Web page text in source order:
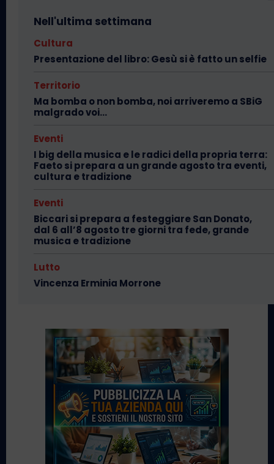
Nell'ultima settimana
Cultura
Presentazione del libro: Gesù si è fatto un selfie
Territorio
Ma bomba o non bomba, noi arriveremo a SBiG
malgrado voi…
Eventi
I big della musica e le radici della propria terra:
Faeto si prepara a un grande agosto tra eventi,
cultura e tradizione
Eventi
Biccari si prepara a festeggiare San Donato,
dal 6 all’8 agosto tre giorni tra fede, grande
musica e tradizione
Lutto
Vincenza Erminia Morrone